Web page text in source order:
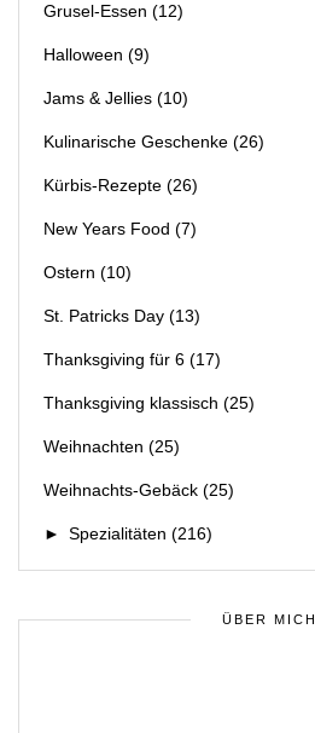
Grusel-Essen (12)
Halloween (9)
Jams & Jellies (10)
Kulinarische Geschenke (26)
Kürbis-Rezepte (26)
New Years Food (7)
Ostern (10)
St. Patricks Day (13)
Thanksgiving für 6 (17)
Thanksgiving klassisch (25)
Weihnachten (25)
Weihnachts-Gebäck (25)
► Spezialitäten (216)
ÜBER MICH